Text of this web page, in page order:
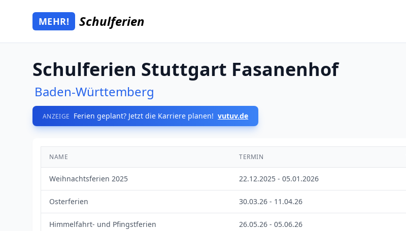
Zum Hauptinhalt springen
Mehr Schulferien
MEHR! Schulferien
Schulferien Stuttgart Fasanenhof
Baden-Württemberg
ANZEIGE Ferien geplant? Jetzt die Karriere planen! vutuv.de
NAME TERMIN
Weihnachtsferien 2025 22.12.2025 - 05.01.2026
Osterferien 30.03.26 - 11.04.26
Himmelfahrt- und Pfingstferien 26.05.26 - 05.06.26